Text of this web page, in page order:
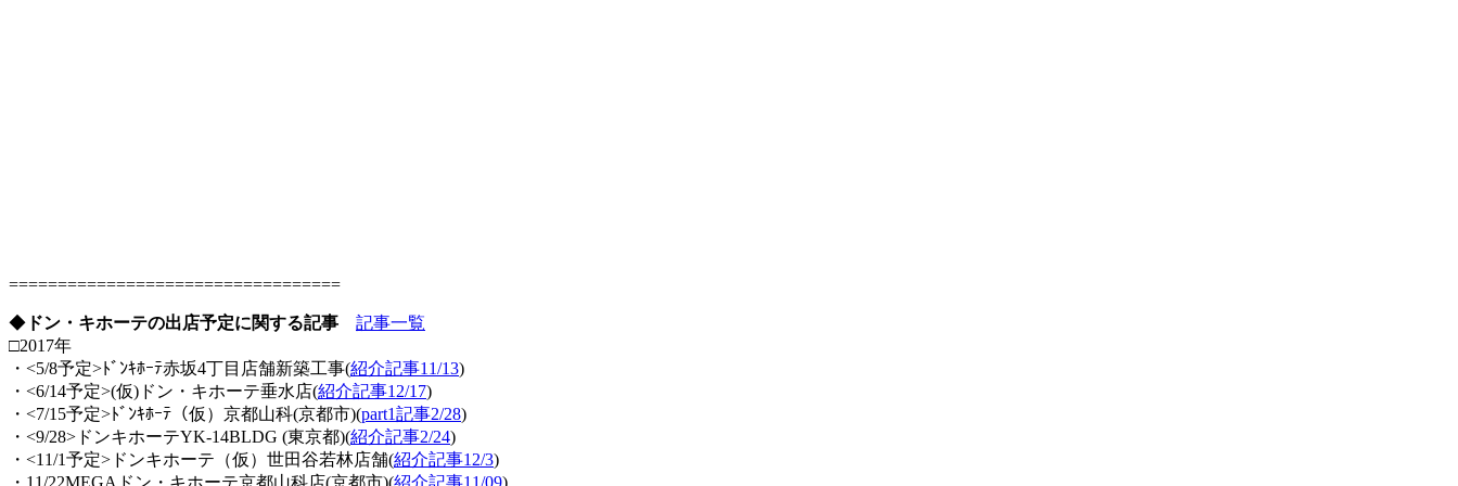
==================================
◆ ドン・キホーテの出店予定に関する記事
記事一覧
□2017年
・<5/8予定>ﾄﾞﾝｷﾎｰﾃ赤坂4丁目店舗新築工事(紹介記事11/13)
・<6/14予定>(仮)ドン・キホーテ垂水店(紹介記事12/17)
・<7/15予定>ﾄﾞﾝｷﾎｰﾃ（仮）京都山科(京都市)(part1記事2/28)
・<9/28>ドンキホーテYK-14BLDG (東京都)(紹介記事2/24)
・<11/1予定>ドンキホーテ（仮）世田谷若林店舗(紹介記事12/3)